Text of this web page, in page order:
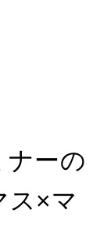
ナーの
ス×マ